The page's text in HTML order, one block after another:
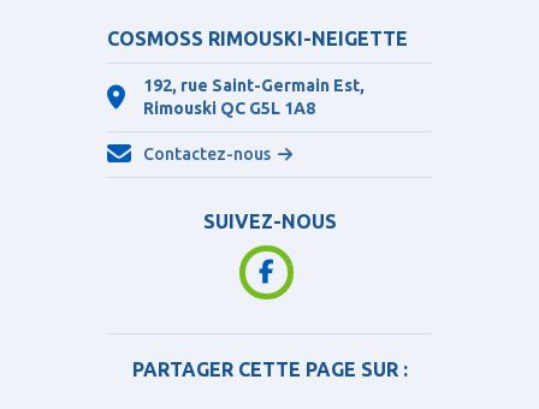
COSMOSS RIMOUSKI-NEIGETTE
192, rue Saint-Germain Est,
Rimouski QC G5L 1A8
Contactez-nous
SUIVEZ-NOUS
PARTAGER CETTE PAGE SUR :